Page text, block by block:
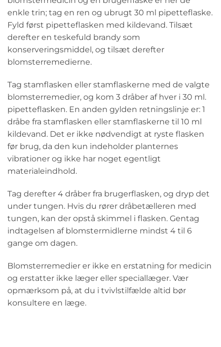
enkle trin; tag en ren og ubrugt 30 ml pipetteflaske.
Fyld først pipetteflasken med kildevand. Tilsæt
derefter en teskefuld brandy som
konserveringsmiddel, og tilsæt derefter
blomsterremedierne.
Tag stamflasken eller stamflaskerne med de valgte
blomsterremedier, og kom 3 dråber af hver i 30 ml.
pipetteflasken. En anden gylden retningslinje er: 1
dråbe fra stamflasken eller stamflaskerne til 10 ml
kildevand. Det er ikke nødvendigt at ryste flasken
før brug, da den kun indeholder planternes
vibrationer og ikke har noget egentligt
materialeindhold.
Tag derefter 4 dråber fra brugerflasken, og dryp det
under tungen. Hvis du rører dråbetælleren med
tungen, kan der opstå skimmel i flasken. Gentag
indtagelsen af blomstermidlerne mindst 4 til 6
gange om dagen.
Blomsterremedier er ikke en erstatning for medicin
og erstatter ikke læger eller speciallæger. Vær
opmærksom på, at du i tvivlstilfælde altid bør
konsultere en læge.